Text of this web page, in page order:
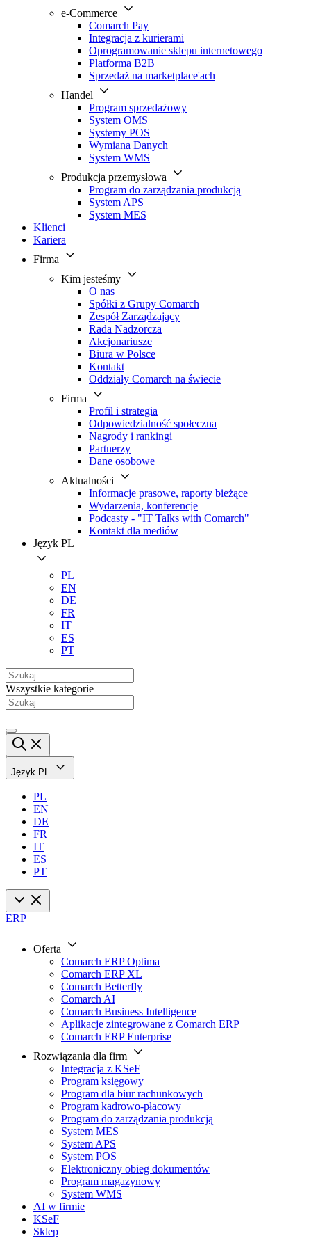
e-Commerce
Comarch Pay
Integracja z kurierami
Oprogramowanie sklepu internetowego
Platforma B2B
Sprzedaż na marketplace'ach
Handel
Program sprzedażowy
System OMS
Systemy POS
Wymiana Danych
System WMS
Produkcja przemysłowa
Program do zarządzania produkcją
System APS
System MES
Klienci
Kariera
Firma
Kim jesteśmy
O nas
Spółki z Grupy Comarch
Zespół Zarządzający
Rada Nadzorcza
Akcjonariusze
Biura w Polsce
Kontakt
Oddziały Comarch na świecie
Firma
Profil i strategia
Odpowiedzialność społeczna
Nagrody i rankingi
Partnerzy
Dane osobowe
Aktualności
Informacje prasowe, raporty bieżące
Wydarzenia, konferencje
Podcasty - "IT Talks with Comarch"
Kontakt dla mediów
Język PL
PL
EN
DE
FR
IT
ES
PT
Wszystkie kategorie
Język PL
PL
EN
DE
FR
IT
ES
PT
ERP
Oferta
Comarch ERP Optima
Comarch ERP XL
Comarch Betterfly
Comarch AI
Comarch Business Intelligence
Aplikacje zintegrowane z Comarch ERP
Comarch ERP Enterprise
Rozwiązania dla firm
Integracja z KSeF
Program księgowy
Program dla biur rachunkowych
Program kadrowo-płacowy
Program do zarządzania produkcją
System MES
System APS
System POS
Elektroniczny obieg dokumentów
Program magazynowy
System WMS
AI w firmie
KSeF
Sklep